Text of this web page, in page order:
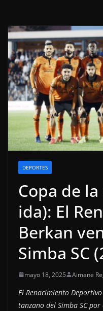
DEPORTES
Copa de
ida): El
Berkan
Simba SC
mayo 18, 2025 Aimane
El Renacimiento
tanzano del Simba SC